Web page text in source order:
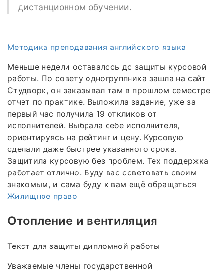
дистанционном обучении.
Методика преподавания английского языка
Меньше недели оставалось до защиты курсовой
работы. По совету одногруппника зашла на сайт
Студворк, он заказывал там в прошлом семестре
отчет по практике. Выложила задание, уже за
первый час получила 19 откликов от
исполнителей. Выбрала себе исполнителя,
ориентируясь на рейтинг и цену. Курсовую
сделали даже быстрее указанного срока.
Защитила курсовую без проблем. Тех поддержка
работает отлично. Буду вас советовать своим
знакомым, и сама буду к вам ещё обращаться
Жилищное право
Отопление и вентиляция
Текст для защиты дипломной работы
Уважаемые члены государственной